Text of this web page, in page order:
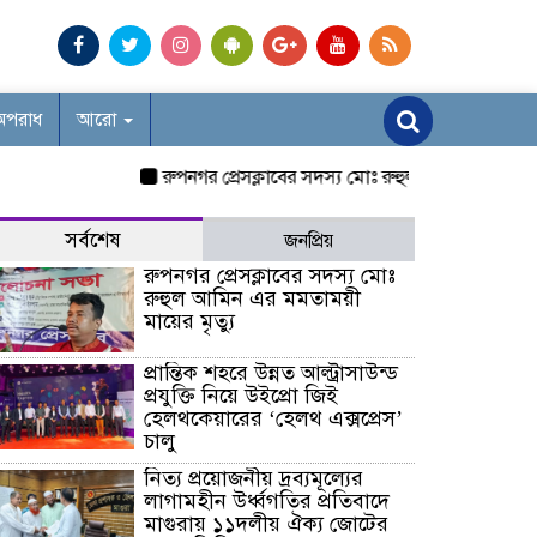
আরো
রুপনগর প্রেসক্লাবের সদস্য মোঃ রুহুল আমিন এর মমতাময়ী
সর্বশেষ জনপ্রিয়
রুপনগর প্রেসক্লাবের সদস্য মোঃ
রুহুল আমিন এর মমতাময়ী
মায়ের মৃত্যু
প্রান্তিক শহরে উন্নত আল্ট্রাসাউন্ড
প্রযুক্তি নিয়ে উইপ্রো জিই
হেলথকেয়ারের ‘হেলথ এক্সপ্রেস’
চালু
নিত্য প্রয়োজনীয় দ্রব্যমূল্যের
লাগামহীন উর্ধ্বগতির প্রতিবাদে
মাগুরায় ১১দলীয় ঐক্য জোটের